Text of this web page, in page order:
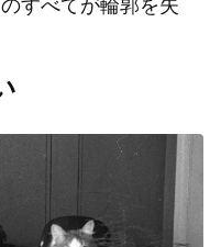
すべてが輪郭を失